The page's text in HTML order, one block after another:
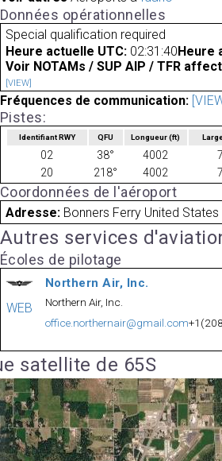
Données opérationnelles
Special qualification required
Heure actuelle UTC: 02:31:40 Heure
Voir NOTAMs / SUP AIP / TFR
[VIEW]
Fréquences de communication:
Pistes:
Identifiant RWY QFU Longueur(ft)
02 38° 4002
20
218° 4002
Coordonnées de l'aéroport
Adresse: Bonners Ferry United States
Autres services
Écoles de pilotage
WEB
Northern Air, Inc.
Northern Air, Inc.
office.northernair@gmail.com
satellite de 65S